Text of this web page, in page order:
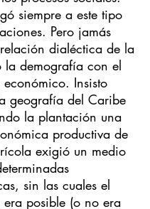
siempre a este tipo
Pero jamás
dialéctica de la
la demografía con el
económico. Insisto
geografía del Caribe
la plantación una
productiva de
exigió un medio
sin las cuales el
posible (o no era